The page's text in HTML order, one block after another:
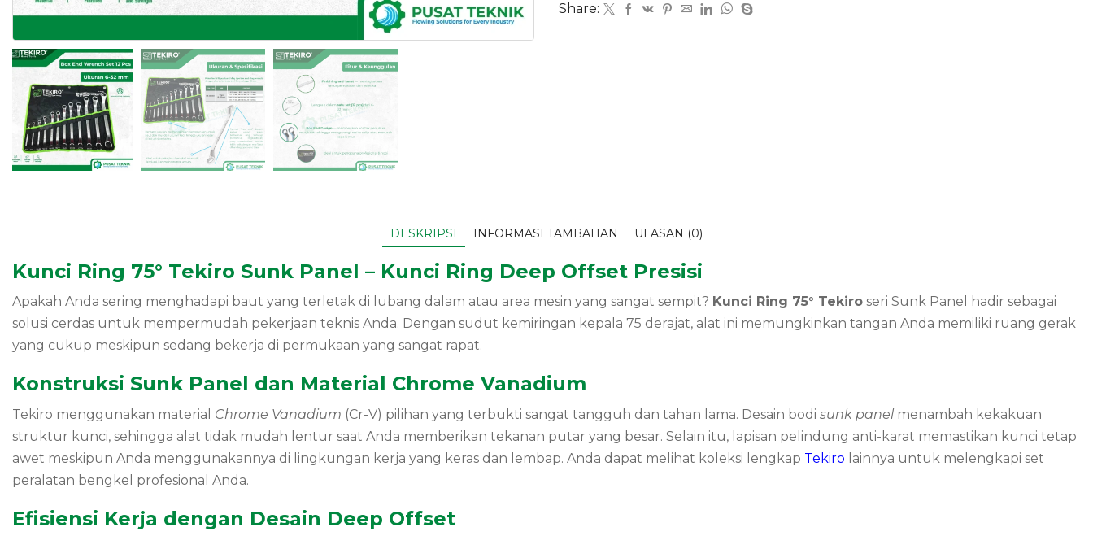
Share:
DESKRIPSI INFORMASI TAMBAHAN ULASAN (0)
Kunci Ring 75° Tekiro Sunk Panel – Kunci Ring Deep Offset Presisi
Apakah Anda sering menghadapi baut yang terletak di lubang dalam atau area mesin yang sangat sempit? Kunci Ring 75° Tekiro seri Sunk Panel hadir sebagai
solusi cerdas untuk mempermudah pekerjaan teknis Anda. Dengan sudut kemiringan kepala 75 derajat, alat ini memungkinkan tangan Anda memiliki ruang gerak
yang cukup meskipun sedang bekerja di permukaan yang sangat rapat.
Konstruksi Sunk Panel dan Material Chrome Vanadium
Tekiro menggunakan material Chrome Vanadium (Cr-V) pilihan yang terbukti sangat tangguh dan tahan lama. Desain bodi sunk panel menambah kekakuan
struktur kunci, sehingga alat tidak mudah lentur saat Anda memberikan tekanan putar yang besar. Selain itu, lapisan pelindung anti-karat memastikan kunci tetap
awet meskipun Anda menggunakannya di lingkungan kerja yang keras dan lembap. Anda dapat melihat koleksi lengkap Tekiro lainnya untuk melengkapi set
peralatan bengkel profesional Anda.
Efisiensi Kerja dengan Desain Deep Offset